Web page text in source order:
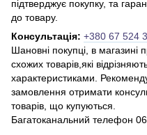
підтверджує покупку, та
до товару.
Консультація: +380 67 524
Шановні покупці, в магазині
схожих товарів,які
характеристиками.
замовлення отримати
товарів, що купуються.
Багатоканальний телефон